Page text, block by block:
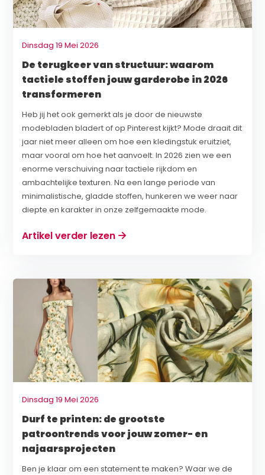
Dinsdag 19 Mei 2026
De terugkeer van structuur: waarom
tactiele stoffen jouw garderobe in 2026
transformeren
Heb jij het ook gemerkt als je door de nieuwste
modebladen bladert of op Pinterest kijkt? Mode draait dit
jaar niet meer alleen om hoe een kledingstuk eruitziet,
maar vooral om hoe het aanvoelt. In 2026 zien we een
enorme verschuiving naar tactiele rijkdom en
ambachtelijke texturen. Na een lange periode van
minimalistische, gladde stoffen, hunkeren we weer naar
diepte en karakter in onze zelfgemaakte mode.
Artikel verder lezen
Dinsdag 19 Mei 2026
Durf te printen: de grootste
patroontrends voor jouw zomer- en
najaarsprojecten
Ben je klaar om een statement te maken? Waar we de